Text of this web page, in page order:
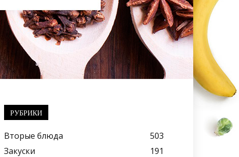
РУБРИКИ
Вторые блюда
503
Закуски
191